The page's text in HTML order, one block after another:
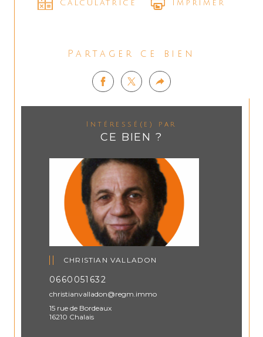
Calculatrice Imprimer
Partager ce bien
Intéressé(e) par
CE BIEN ?
CHRISTIAN VALLADON
0660051632
christianvalladon@regm.immo
15 rue de Bordeaux
16210 Chalais